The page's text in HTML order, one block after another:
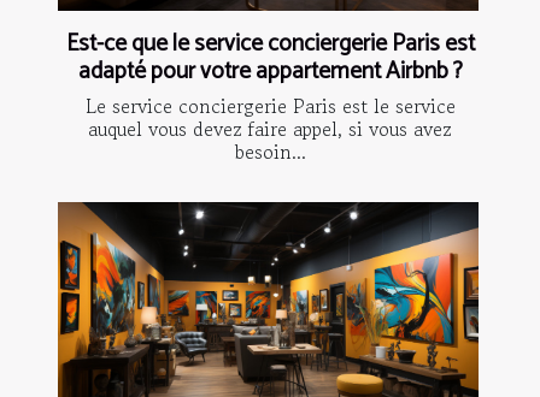
Est-ce que le service conciergerie Paris est
adapté pour votre appartement Airbnb ?
Le service conciergerie Paris est le service
auquel vous devez faire appel, si vous avez
besoin...